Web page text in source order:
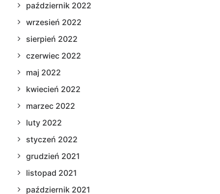
październik 2022
wrzesień 2022
sierpień 2022
czerwiec 2022
maj 2022
kwiecień 2022
marzec 2022
luty 2022
styczeń 2022
grudzień 2021
listopad 2021
październik 2021